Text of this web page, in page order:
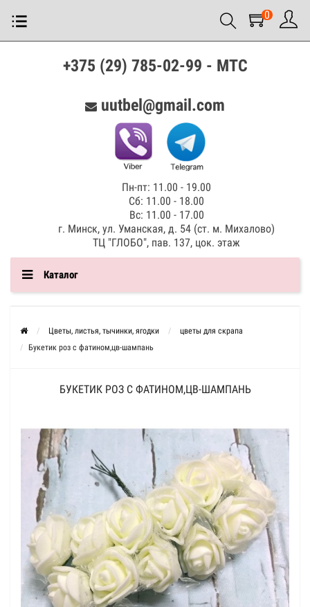
0
+375 (29) 785-02-99 - МТС
uutbel@gmail.com
Пн-пт: 11.00 - 19.00
Сб: 11.00 - 18.00
Вс: 11.00 - 17.00
г. Минск, ул. Уманская, д. 54 (ст. м. Михалово)
ТЦ "ГЛОБО", пав. 137, цок. этаж
Каталог
Цветы, листья, тычинки, ягодки
цветы для скрапа
Букетик роз с фатином,цв-шампань
БУКЕТИК РОЗ С ФАТИНОМ,ЦВ-ШАМПАНЬ